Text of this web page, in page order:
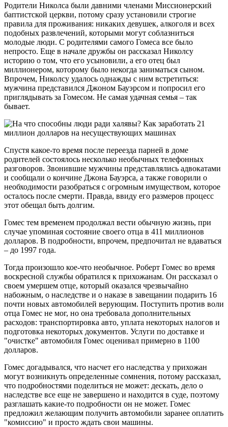
Родители Николса были давними членами Миссионерский
баптистской церкви, потому сразу установили строгие
правила для проживания: никаких девушек, алкоголя и всех
подобных развлечений, которыми могут соблазниться
молодые люди. С родителями самого Гомеса все было
непросто. Еще в начале дружбы он рассказал Николсу
историю о том, что его усыновили, а его отец был
миллионером, которому было некогда заниматься сыном.
Впрочем, Николсу удалось однажды с ним встретиться:
мужчина представился Джоном Бауэрсом и попросил его
приглядывать за Гомесом. Не самая удачная семья – так
бывает.
Спустя какое-то время после переезда парней в доме
родителей состоялось несколько необычных телефонных
разговоров. Звонившие мужчины представлялись адвокатами
и сообщали о кончине Джона Бауэрса, а также говорили о
необходимости разобраться с огромным имуществом, которое
осталось после смерти. Правда, ввиду его размеров процесс
этот обещал быть долгим.
Гомес тем временем продолжал вести обычную жизнь, при
случае упоминая состояние своего отца в 411 миллионов
долларов. В подробности, впрочем, предпочитал не вдаваться
– до 1997 года.
Тогда произошло кое-что необычное. Роберт Гомес во время
воскресной службы обратился к прихожанам. Он рассказал о
своем умершем отце, который оказался чрезвычайно
набожным, о наследстве и о наказе в завещании подарить 16
почти новых автомобилей верующим. Поступить против воли
отца Гомес не мог, но она требовала дополнительных
расходов: транспортировка авто, уплата некоторых налогов и
подготовка некоторых документов. Услуги по доставке и
"очистке" автомобиля Гомес оценивал примерно в 1100
долларов.
Гомес догадывался, что насчет его наследства у прихожан
могут возникнуть определенные сомнения, потому рассказал,
что подробностями поделиться не может: дескать, дело о
наследстве все еще не завершено и находится в суде, поэтому
разглашать какие-то подробности он не может. Гомес
предложил желающим получить автомобили заранее оплатить
"комиссию" и просто ждать свои машины.